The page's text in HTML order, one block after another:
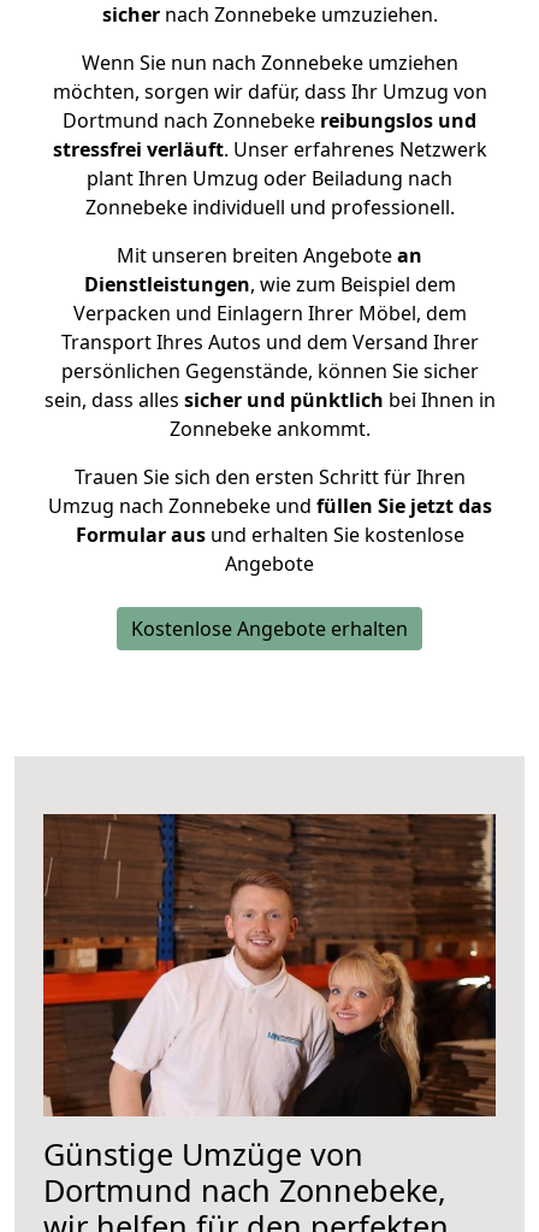
sichernach Zonnebeke umzuziehen.
Wenn Sie nun nach Zonnebeke umziehen
möchten, sorgen wir dafür, dass Ihr Umzug von
Dortmund nach Zonnebeke reibungslos und
stressfrei verläuft. Unser erfahrenes Netzwerk
plant Ihren Umzug oder Beiladung nach
Zonnebeke individuell und professionell.
Mit unseren breiten Angebotean
Dienstleistungen, wie zum Beispiel dem
Verpacken und Einlagern Ihrer Möbel, dem
Transport Ihres Autos und dem Versand Ihrer
persönlichen Gegenstände, können Sie sicher
sein, dass alles sicher und pünktlich bei Ihnen in
Zonnebeke ankommt.
Trauen Sie sich den ersten Schritt für Ihren
Umzug nach Zonnebeke und füllen Sie jetzt das
Formular ausund erhalten Sie kostenlose
Angebote
Kostenlose Angebote erhalten
Günstige Umzüge von
Dortmund nach Zonnebeke,